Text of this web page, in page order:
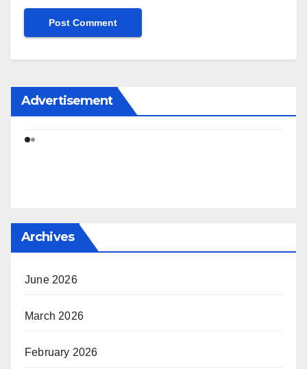
Advertisement
Archives
June 2026
March 2026
February 2026